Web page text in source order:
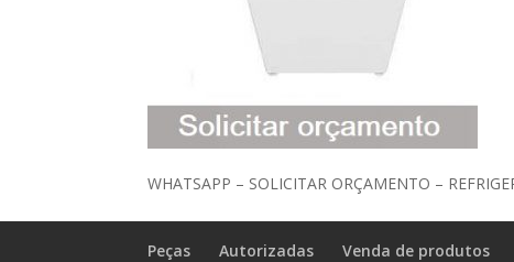
WHATSAPP – SOLICITAR ORÇAMENTO –
Peças Autorizadas Venda de produtos